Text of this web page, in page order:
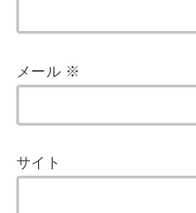
メール ※
サイト